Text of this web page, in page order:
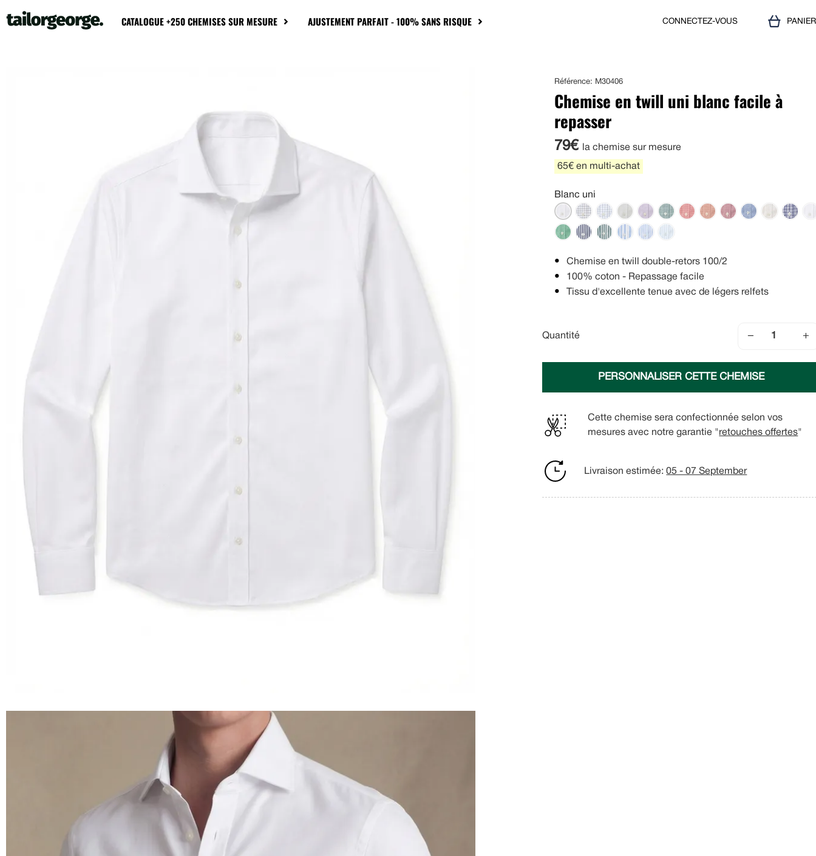
CATALOGUE +250 CHEMISES SUR MESURE AJUSTEMENT PARFAIT - 100% SANS RISQUE CONNECTEZ-VOUS PANIER
Référence: M30406
Chemise en twill uni blanc facile à
repasser
79€ la chemise sur mesure
65€ en multi-achat
Blanc uni
Chemise en twill double-retors 100/2
100% coton - Repassage facile
Tissu d'excellente tenue avec de légers relfets
Quantité − +
PERSONNALISER CETTE CHEMISE
Cette chemise sera confectionnée selon vos
mesures avec notre garantie " retouches offertes"
Livraison estimée:05 - 07 September